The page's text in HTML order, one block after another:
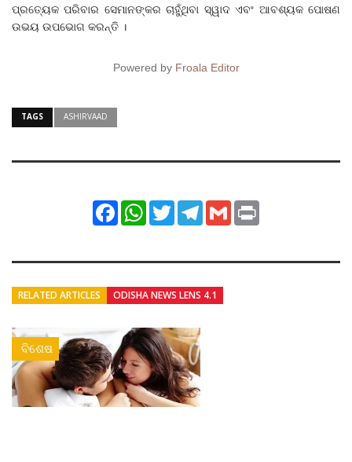
ପ୍ରତ୍ୟେକ ପରିବାର ସେମାନଙ୍କର ଚାହୁଁଥିବା ସ୍ୱାଦ ଏବଂ ଆବଶ୍ୟକ ପୋଷଣ
ଉଭୟ ଉପଭୋଗ କରନ୍ତି ।
Powered by Froala Editor
TAGS ASHIRVAAD
FacebookWhatsApp
TwitterTelegram
Gmail
RELATED ARTICLES ODISHA NEWS LENS 4.1
ବିଶେଷ